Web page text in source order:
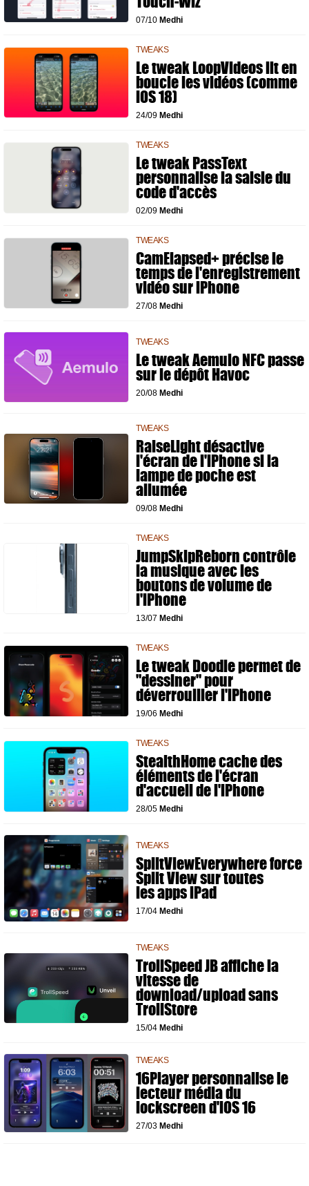
07/10 Medhi
TWEAKS
Le tweak LoopVideos lit en
boucle les vidéos (comme
iOS 18)
24/09 Medhi
TWEAKS
Le tweak PassText
personnalise la saisie du
code d'accès
02/09 Medhi
TWEAKS
CamElapsed+ précise le
temps de l'enregistrement
vidéo sur iPhone
27/08 Medhi
TWEAKS
Le tweak Aemulo NFC passe
sur le dépôt Havoc
20/08 Medhi
TWEAKS
RaiseLight désactive
l'écran de l'iPhone si la
lampe de poche est
allumée
09/08 Medhi
TWEAKS
JumpSkipReborn contrôle
la musique avec les
boutons de volume de
l'iPhone
13/07 Medhi
TWEAKS
Le tweak Doodle permet de
"dessiner" pour
déverrouiller l'iPhone
19/06 Medhi
TWEAKS
StealthHome cache des
éléments de l'écran
d'accueil de l'iPhone
28/05 Medhi
TWEAKS
SplitViewEverywhere force
Split View sur toutes
les apps iPad
17/04 Medhi
TWEAKS
TrollSpeed JB affiche la
vitesse de
download/upload sans
TrollStore
15/04 Medhi
TWEAKS
16Player personnalise le
lecteur média du
lockscreen d'iOS 16
27/03 Medhi